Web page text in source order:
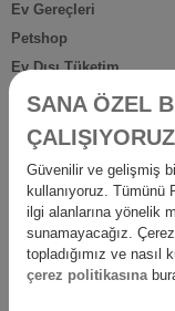
Ev Gereçleri
Petshop
Ev Dışı Tüketim
Kişisel Bakım
İş Yerine Özel
Oto-Yapı-Bahçe
Hediyelik Ürünler
Diğer Ürünler
İsraf
SANA ÖZEL
ÇALIŞIYORUZ
Güvenilir ve gelişmiş
kullanıyoruz. Tümünü
ilgi alanlarına yönelik
sunamayacağız.
topladığımız ve nasıl
çerez politikasına